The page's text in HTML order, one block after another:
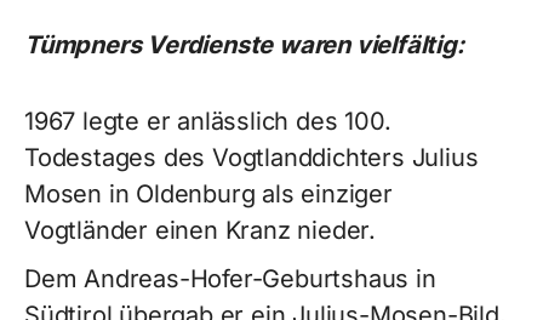
Tümpners Verdienste waren vielfältig:
1967 legte er anlässlich des 100.
Todestages des Vogtlanddichters Julius
Mosen in Oldenburg als einziger
Vogtländer einen Kranz nieder.
Dem Andreas-Hofer-Geburtshaus in